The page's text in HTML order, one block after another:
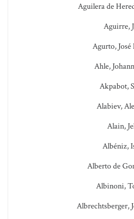
Aguilera de
Aguirre,
Agurto, José
Ahle,
Akpabot,
Alabiev,
Alain,
Albéniz,
Alberto de
Albinoni,
Albrechtsberger,